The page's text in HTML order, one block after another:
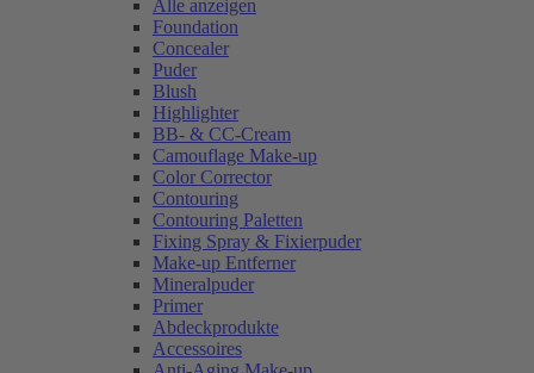
Alle anzeigen
Foundation
Concealer
Puder
Blush
Highlighter
BB- & CC-Cream
Camouflage Make-up
Color Corrector
Contouring
Contouring Paletten
Fixing Spray & Fixierpuder
Make-up Entferner
Mineralpuder
Primer
Abdeckprodukte
Accessoires